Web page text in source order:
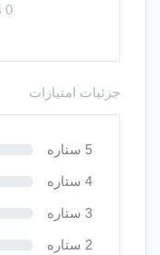
0 نقد و بررسی
جزئیات امتیازات
5 ستاره
4 ستاره
3 ستاره
2 ستاره